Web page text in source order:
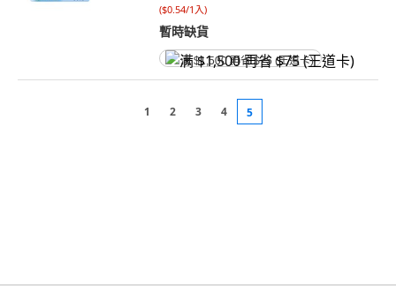
($0.54/1入)
暫時缺貨
满 $1,500 再省 $75 (王道卡)
1 2 3 4 5